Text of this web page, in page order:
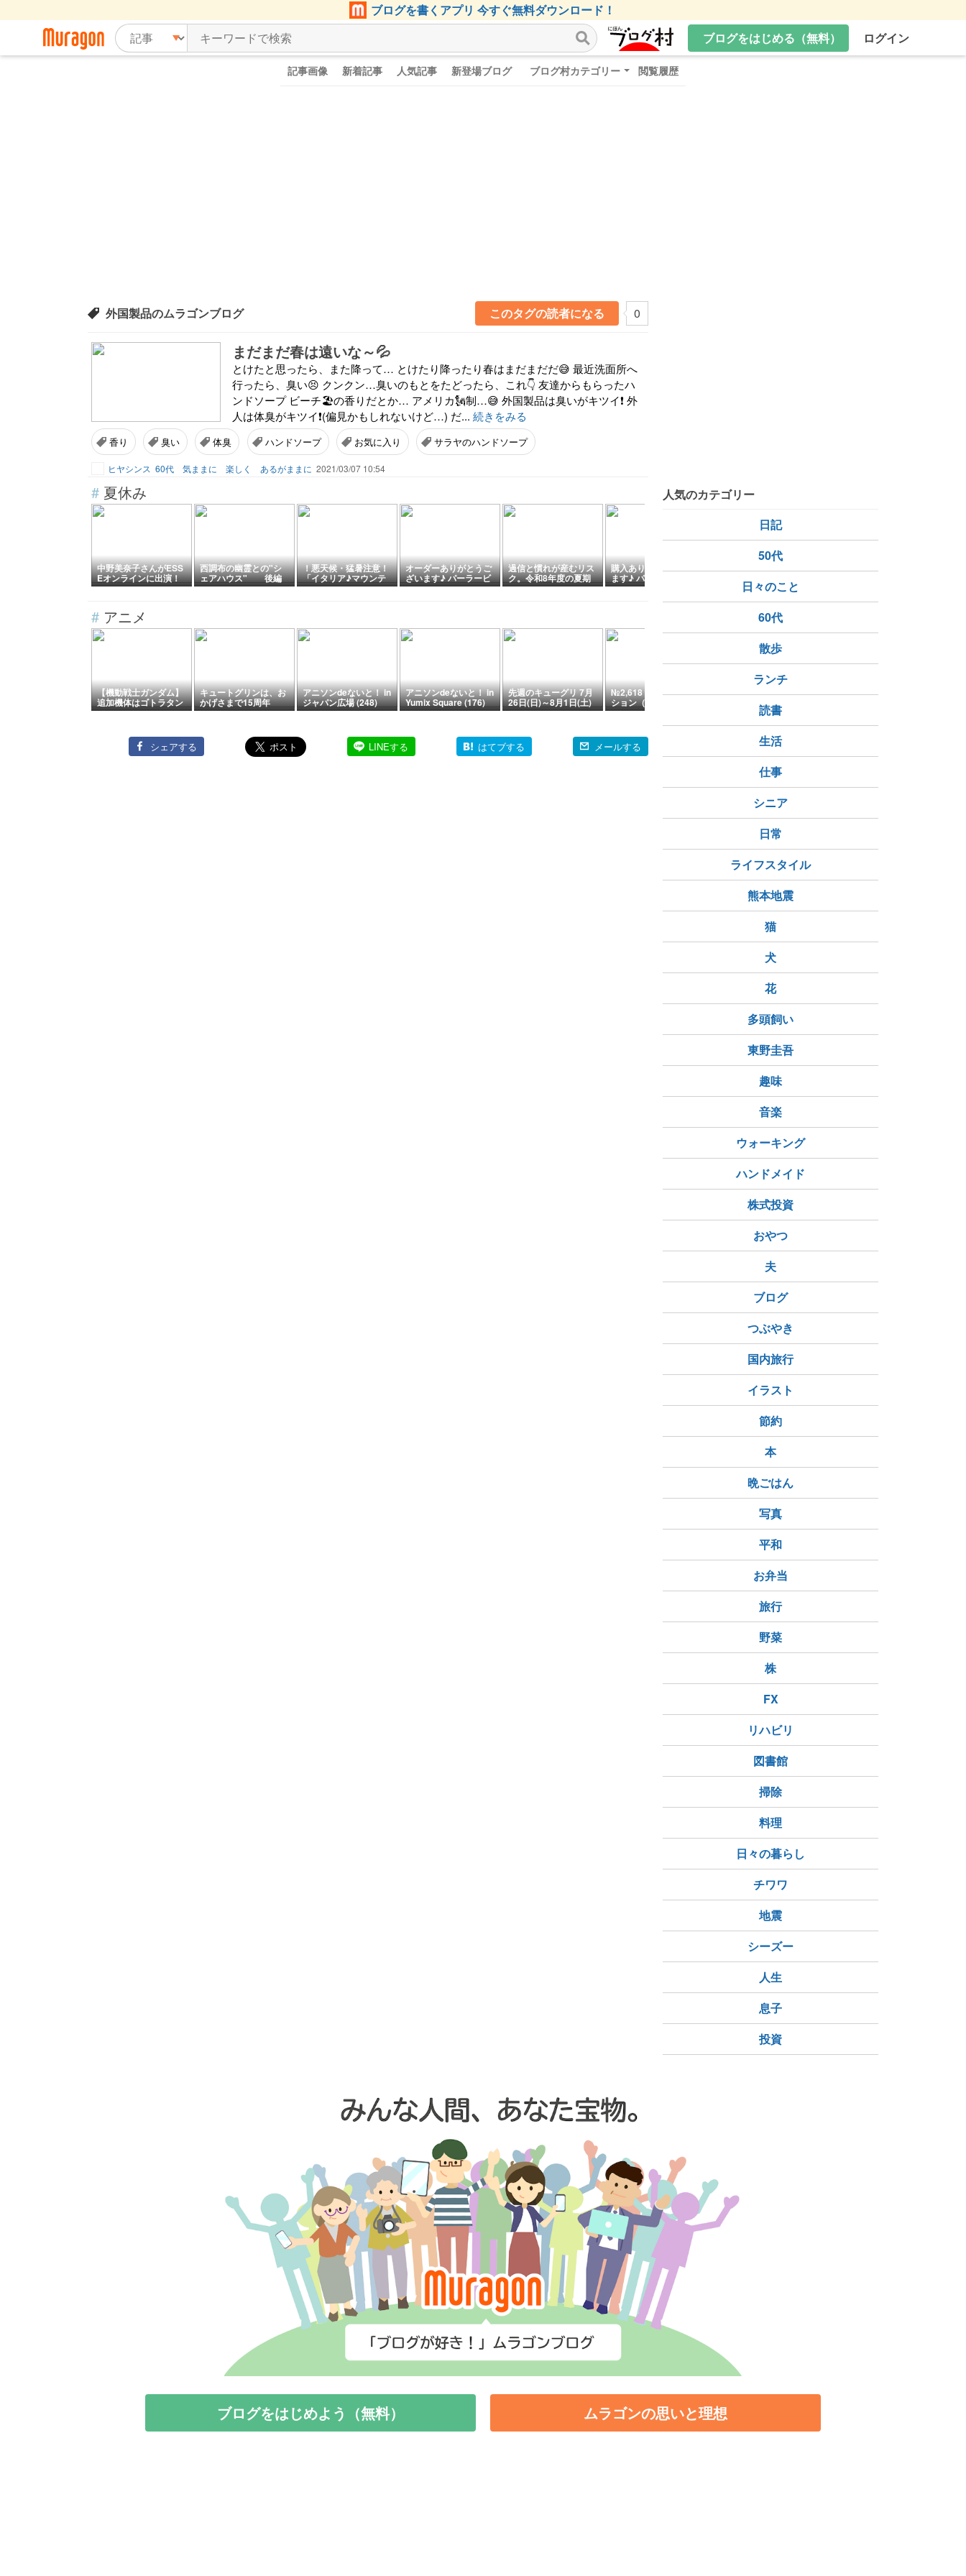
ブログを書くアプリ 今すぐ無料ダウンロード！
ブログをはじめる（無料）
ログイン
記事画像 新着記事 人気記事 新登場ブログ ブログ村カテゴリー 閲覧履歴
外国製品のムラゴンブログ このタグの読者になる 0
まだまだ春は遠いな～💦
とけたと思ったら、また降って… とけたり降ったり春はまだまだだ😅 最近洗面所へ
行ったら、臭い😣 クンクン…臭いのもとをたどったら、これ👇 友達からもらったハ
ンドソープ ビーチ🏖️の香りだとか… アメリカ🗽制…😅 外国製品は臭いがキツイ❗ 外
人は体臭がキツイ❗(偏見かもしれないけど…) だ... 続きをみる
香り 臭い 体臭 ハンドソープ お気に入り サラヤのハンドソープ
ヒヤシンス 60代 気ままに 楽しく あるがままに 2021/03/07 10:54
# 夏休み
中野美奈子さんがESS
Eオンラインに出演！
親子で学ぶ「暮らしを
西調布の幽霊との"シ
ェアハウス" 後編
！悪天候・猛暑注意！
「イタリア♪マウンテ
ンリゾートでの盲点✨
マ・バチカン市国 現地
イタリア最新情報♪
オーダーありがとうご
ざいます♪ パーラービ
ーズ小分けセット♪
過信と慣れが産むリス
ク。令和8年度の夏期
講習テスト結果を見て
購入ありがとうござい
ます♪ パーラービーズ
可能ハマビーズ正規品
【夏休み】どの向きが うちの夏休み🍉
# アニメ
【機動戦士ガンダム】
追加機体はゴトラタン
【バトルオペレーショ
キュートグリンは、お
かげさまで15周年
アニソンdeないと！ in
ジャパン広場 (248)
アニソンdeないと！ in
Yumix Square (176)
先週のキューグリ 7月
26日(日)～8月1日(土)
№2,618 邦画セレク
ション（アニメ） “
鉄腕アトム ”
『スロウスタート』＆
『スローループ』池袋
eeo Storeポップアッ
プショップ訪問レポ！
はなかさグッズGET🌸
『スーパーの裏でヤニ
シェアする LINEする はてブする メールする
人気のカテゴリー
日記
50代
日々のこと
60代
散歩
ランチ
読書
生活
仕事
シニア
日常
ライフスタイル
熊本地震
猫
犬
花
多頭飼い
東野圭吾
趣味
音楽
ウォーキング
ハンドメイド
株式投資
おやつ
夫
ブログ
つぶやき
国内旅行
イラスト
節約
本
晩ごはん
写真
平和
お弁当
旅行
野菜
株
FX
リハビリ
図書館
掃除
料理
日々の暮らし
チワワ
地震
シーズー
人生
息子
投資
ブログをはじめよう（無料） ムラゴンの思いと理想